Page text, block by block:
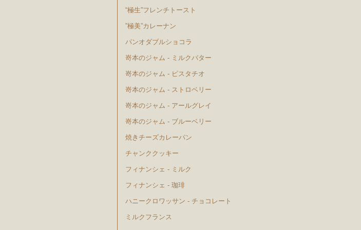
“極生”フレンチトースト
”極美”カレーナン
パンオダブルショコラ
嵜本のジャム - ミルクバター
嵜本のジャム - ピスタチオ
嵜本のジャム - ストロベリー
嵜本のジャム - アールグレイ
嵜本のジャム - ブルーベリー
焼きチーズカレーパン
チャンククッキー
フィナンシェ - ミルク
フィナンシェ - 珈琲
ハニークロワッサン - チョコレート
ミルクフランス